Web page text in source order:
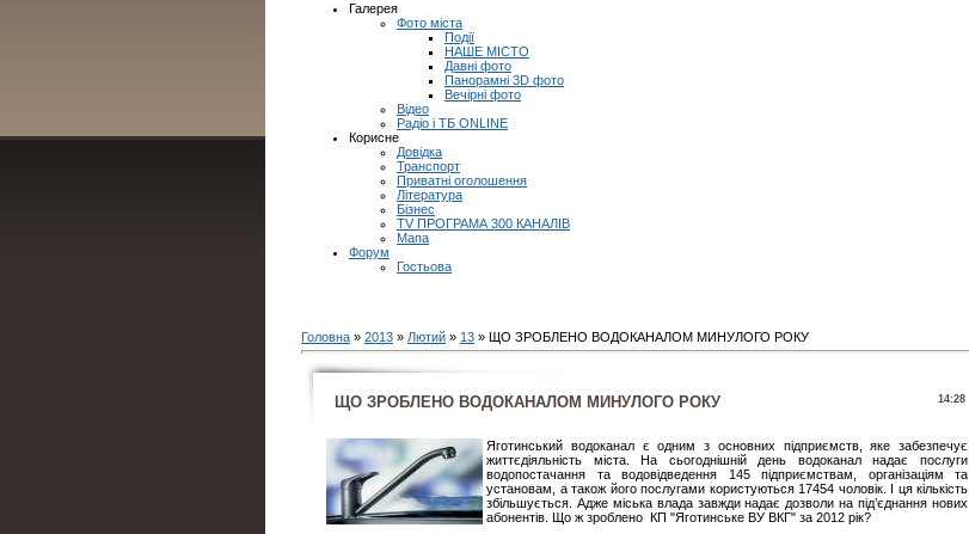
Галерея
Фото міста
Події
НАШЕ МІСТО
Давні фото
Панорамні 3D фото
Вечірні фото
Відео
Радіо і ТБ ONLINE
Корисне
Довідка
Транспорт
Приватні оголошення
Література
Бізнес
TV ПРОГРАМА 300 КАНАЛІВ
Мапа
Форум
Гостьова
Головна » 2013 » Лютий » 13 » ЩО ЗРОБЛЕНО ВОДОКАНАЛОМ МИНУЛОГО РОКУ
14:28
ЩО ЗРОБЛЕНО ВОДОКАНАЛОМ МИНУЛОГО РОКУ
Яготинський водоканал є одним з основних підприємств, яке забезпечує
життєдіяльність міста. На сьогоднішній день водоканал надає послуги
водопостачання та водовідведення 145 підприємствам, організаціям та
установам, а також його послугами користуються 17454 чоловік. І ця кількість
збільшується. Адже міська влада завжди надає дозволи на під’єднання нових
абонентів. Що ж зроблено КП "Яготинське ВУ ВКГ" за 2012 рік?